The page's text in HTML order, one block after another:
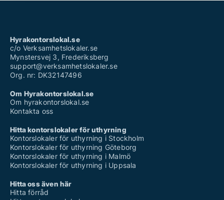
Hyrakontorslokal.se
c/o Verksamhetslokaler.se
Mynstersvej 3, Frederiksberg
support@verksamhetslokaler.se
Org. nr: DK32147496
Om Hyrakontorslokal.se
Om hyrakontorslokal.se
Kontakta oss
Hitta kontorslokaler för uthyrning
Kontorslokaler för uthyrning i Stockholm
Kontorslokaler för uthyrning Göteborg
Kontorslokaler för uthyrning i Malmö
Kontorslokaler för uthyrning i Uppsala
Hitta oss även här
Hitta förråd